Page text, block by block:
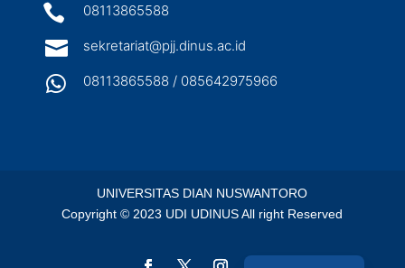
 08113865588
 sekretariat@pjj.dinus.ac.id
 08113865588 / 085642975966
UNIVERSITAS DIAN NUSWANTORO
Copyright © 2023 UDI UDINUS All right Reserved